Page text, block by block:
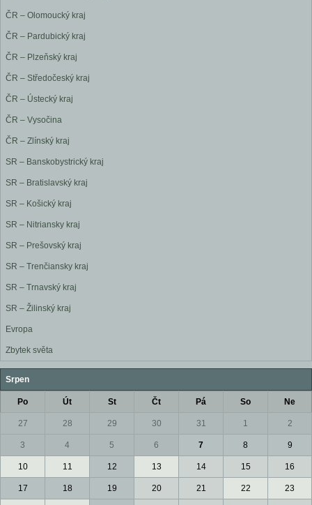
ČR – Olomoucký kraj
ČR – Pardubický kraj
ČR – Plzeňský kraj
ČR – Středočeský kraj
ČR – Ústecký kraj
ČR – Vysočina
ČR – Zlínský kraj
SR – Banskobystrický kraj
SR – Bratislavský kraj
SR – Košický kraj
SR – Nitriansky kraj
SR – Prešovský kraj
SR – Trenčiansky kraj
SR – Trnavský kraj
SR – Žilinský kraj
Evropa
Zbytek světa
Srpen
Po Út St Čt Pá So Ne
27 28 29 30 31 1 2
3 4 5 6 7 8 9
10 11 12 13 14 15 16
17 18 19 20 21 22 23